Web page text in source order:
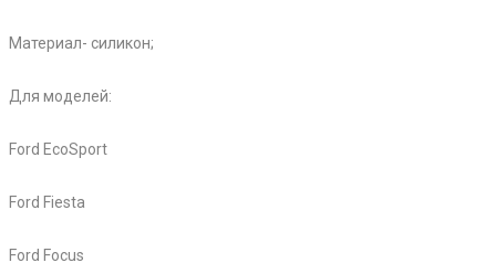
Материал- силикон;
Для моделей:
Ford EcoSport
Ford Fiesta
Ford Focus